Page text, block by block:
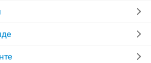
няни
отделочные работы